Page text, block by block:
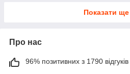
Показати ще
Про нас
96% позитивних з 1790 відгуків